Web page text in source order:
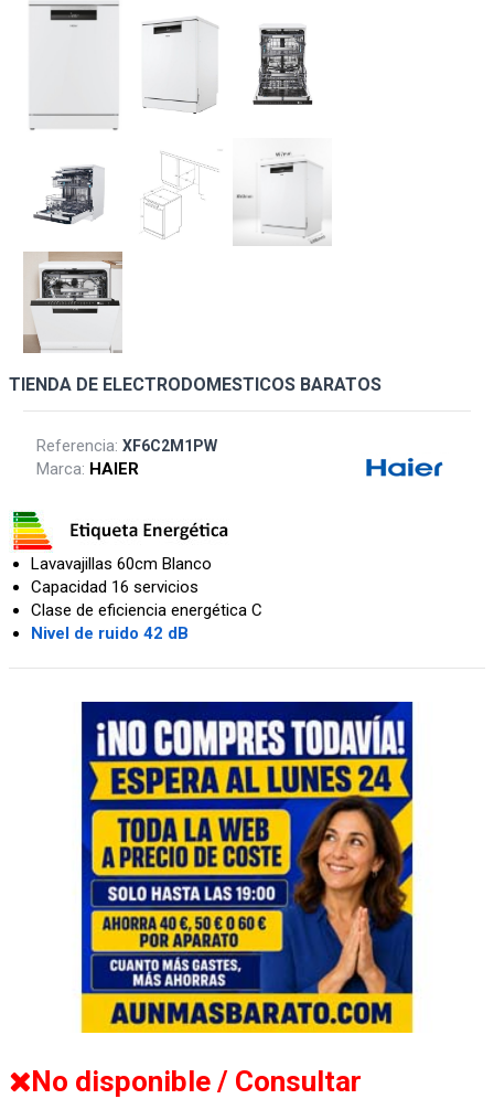
TIENDA DE ELECTRODOMESTICOS BARATOS
Referencia:XF6C2M1PW
Marca: HAIER
Lavavajillas 60cm Blanco
Capacidad 16 servicios
Clase de eficiencia energética C
Nivel de ruido 42 dB
No disponible / Consultar